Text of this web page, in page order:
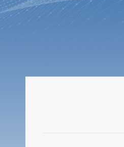
公共服务
重大建设项目